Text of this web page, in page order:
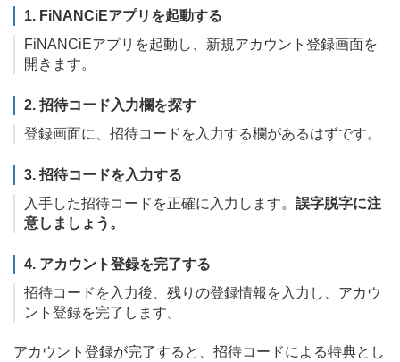
1. FiNANCiEアプリを起動する
FiNANCiEアプリを起動し、新規アカウント登録画面を
開きます。
2. 招待コード入力欄を探す
登録画面に、招待コードを入力する欄があるはずです。
3. 招待コードを入力する
入手した招待コードを正確に入力します。 誤字脱字に注
意しましょう。
4. アカウント登録を完了する
招待コードを入力後、残りの登録情報を入力し、アカウ
ント登録を完了します。
アカウント登録が完了すると、招待コードによる特典とし